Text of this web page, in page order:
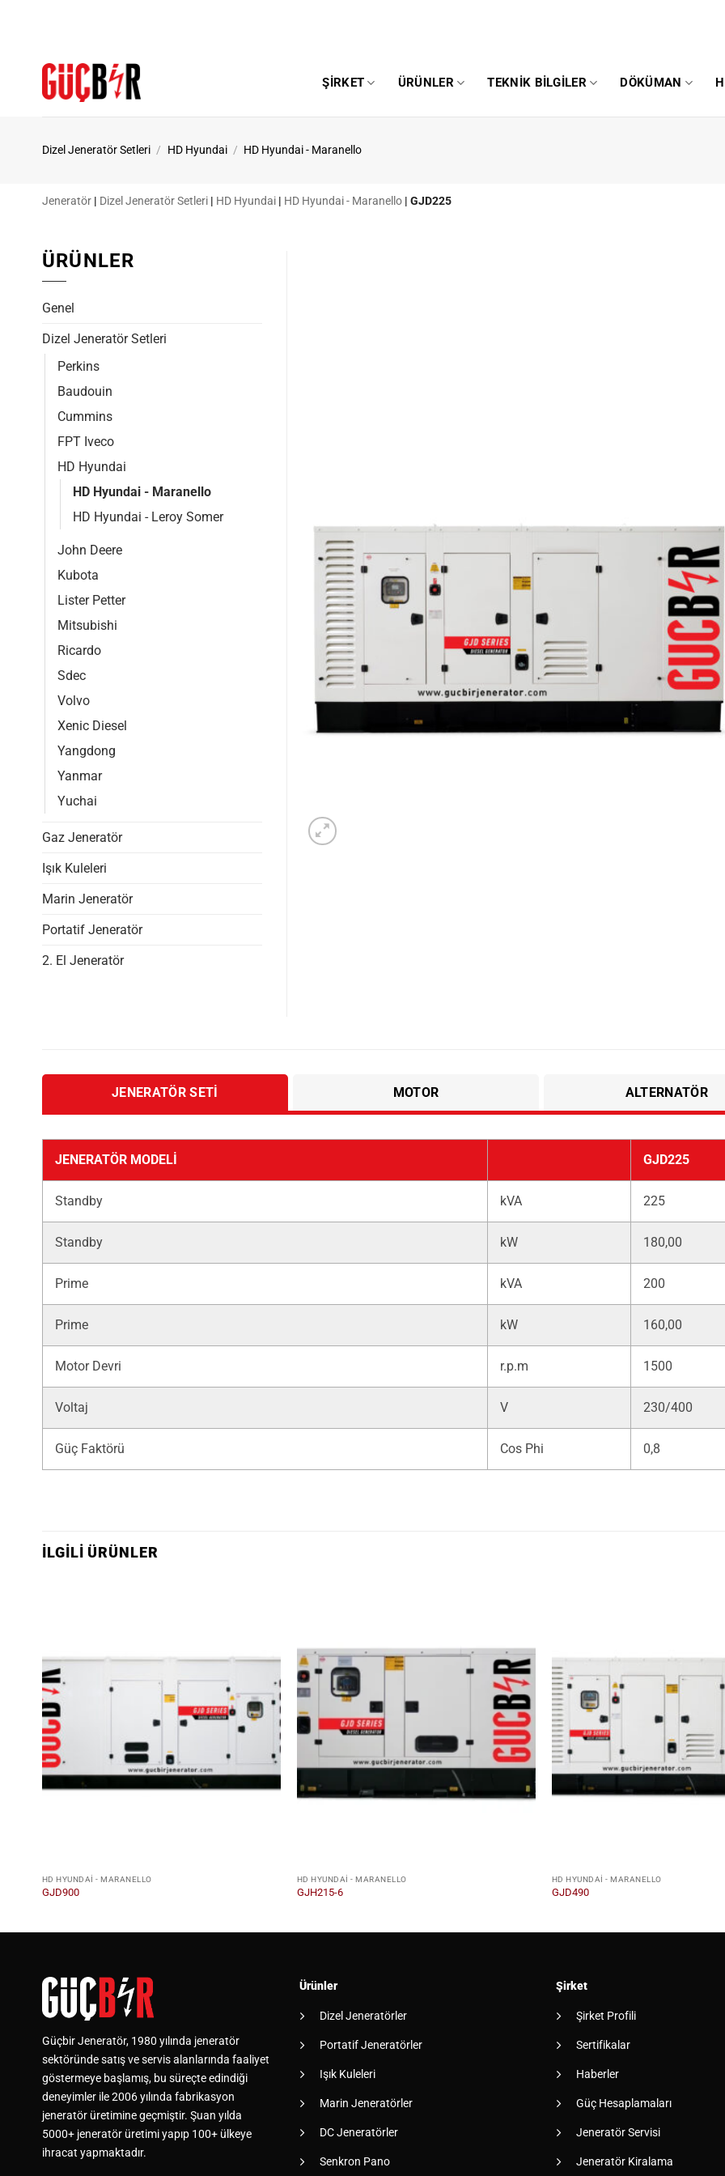
ŞIRKET ÜRÜNLER TEKNIK BILGILER DÖKÜMAN
Dizel Jeneratör Setleri / HD Hyundai / HD Hyundai - Maranello
Jeneratör | Dizel Jeneratör Setleri | HD Hyundai | HD Hyundai - Maranello | GJD225
ÜRÜNLER
Genel
Dizel Jeneratör Setleri
Perkins
Baudouin
Cummins
FPT Iveco
HD Hyundai
HD Hyundai - Maranello
HD Hyundai - Leroy Somer
John Deere
Kubota
Lister Petter
Mitsubishi
Ricardo
Sdec
Volvo
Xenic Diesel
Yangdong
Yanmar
Yuchai
Gaz Jeneratör
Işık Kuleleri
Marin Jeneratör
Portatif Jeneratör
2. El Jeneratör
JENERATÖR SETI MOTOR ALTERNATÖR
JENERATÖR MODELI GJD225
Standby kVA 225
Standby kW 180,00
Prime kVA 200
Prime kW 160,00
Motor Devri r.p.m 1500
Voltaj V 230/400
Güç Faktörü Cos Phi 0,8
İLGILI ÜRÜNLER
HD HYUNDAI - MARANELLO
GJD900
HD HYUNDAI - MARANELLO
GJH215-6
HD HYUNDAI - MARANELLO
GJD490
Güçbir Jeneratör, 1980 yılında jeneratör
sektöründe satış ve servis alanlarında faaliyet
göstermeye başlamış, bu süreçte edindiği
deneyimler ile 2006 yılında fabrikasyon
jeneratör üretimine geçmiştir. Şuan yılda
5000+ jeneratör üretimi yapıp 100+ ülkeye
ihracat yapmaktadır.
Ürünler
Dizel Jeneratörler
Portatif Jeneratörler
Işık Kuleleri
Marin Jeneratörler
DC Jeneratörler
Senkron Pano
Şirket
Şirket Profili
Sertifikalar
Haberler
Güç Hesaplamaları
Jeneratör Servisi
Jeneratör Kiralama